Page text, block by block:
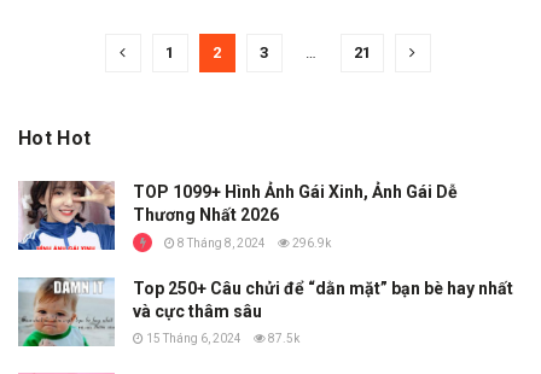
1 2 3 … 21
Hot Hot
TOP 1099+ Hình Ảnh Gái Xinh, Ảnh Gái Dễ
Thương Nhất 2026
8 Tháng 8, 2024 296.9k
Top 250+ Câu chửi để “dằn mặt” bạn bè hay nhất
và cực thâm sâu
15 Tháng 6, 2024 87.5k